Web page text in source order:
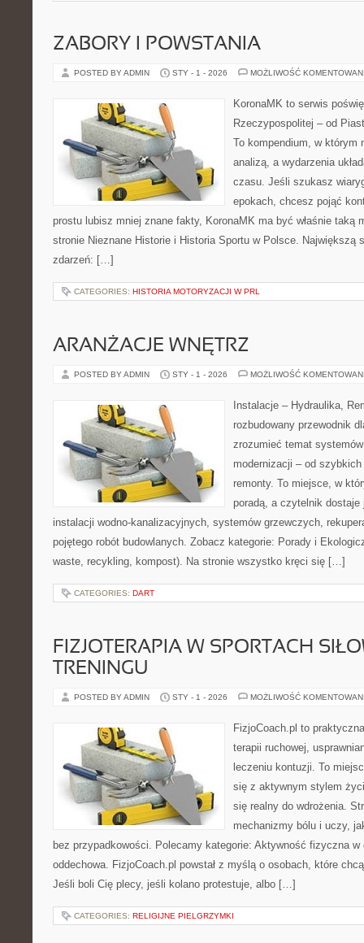
ZABORY I POWSTANIA
POSTED BY ADMIN STY - 1 - 2026 MOŻLIWOŚĆ
KoronaMK to serwis
Rzeczypospolitej – od
To kompendium, w którym
analizą, a wydarzenia
czasu. Jeśli szukasz
epokach, chcesz pojąć
prostu lubisz mniej znane fakty, KoronaMK ma być właśnie taką
stronie Nieznane Historie i Historia Sportu w Polsce. Największą
zdarzeń: […]
CATEGORIES: HISTORIA MOTORYZACJI W PRL
ARANŻACJE WNĘTRZ
POSTED BY ADMIN STY - 1 - 2026 MOŻLIWOŚĆ
Instalacje – Hydraulika,
rozbudowany przewodnik
zrozumieć temat
modernizacji – od
remonty. To miejsce, w
poradą, a czytelnik
instalacji wodno-kanalizacyjnych, systemów grzewczych,
pojętego robót budowlanych. Zobacz kategorie: Porady i
waste, recykling, kompost). Na stronie wszystko kręci się […]
CATEGORIES: DART
FIZJOTERAPIA W SPORTACH
TRENINGU
POSTED BY ADMIN STY - 1 - 2026 MOŻLIWOŚĆ
FizjoCoach.pl to
terapii ruchowej,
leczeniu kontuzji. To
się z aktywnym stylem
się realny do wdrożenia.
mechanizmy bólu i uczy,
bez przypadkowości. Polecamy kategorie: Aktywność fizyczna
oddechowa. FizjoCoach.pl powstał z myślą o osobach, które
Jeśli boli Cię plecy, jeśli kolano protestuje, albo […]
CATEGORIES: RELIGIJNE PIELGRZYMKI